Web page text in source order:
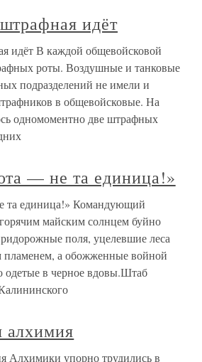
идёт
идёт В каждой общевойсковой
роты. Воздушные и танковые
подразделений не имели и
в общевойсковые. На
одномоментно две штрафных
— не та единица!»
та единица!» Командующий
майским солнцем буйно
поля, уцелевшие леса
пламенем, а обожженные войной
одетые в черное вдовы.Штаб
алхимия
Алхимики упорно трудились в